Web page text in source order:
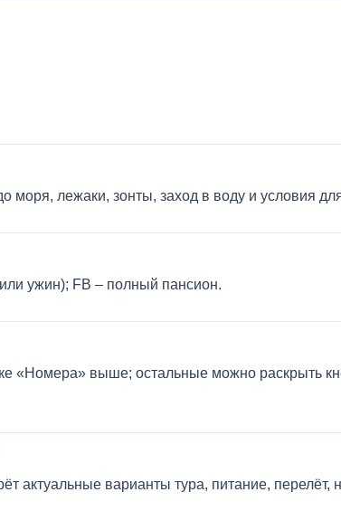
моря, лежаки, зонты, заход в воду и условия
ужин); FB – полный пансион.
«Номера» выше; остальные можно раскрыть
актуальные варианты тура, питание, перелёт,